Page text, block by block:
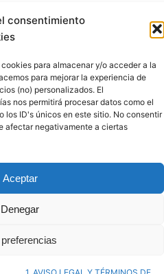
consentimiento
para almacenar y/o acceder a la
para mejorar la experiencia de
(no) personalizados. El
nos permitirá procesar datos como el
los ID's únicos en este sitio. No consentir
afectar negativamente a ciertas
Aceptar
Denegar